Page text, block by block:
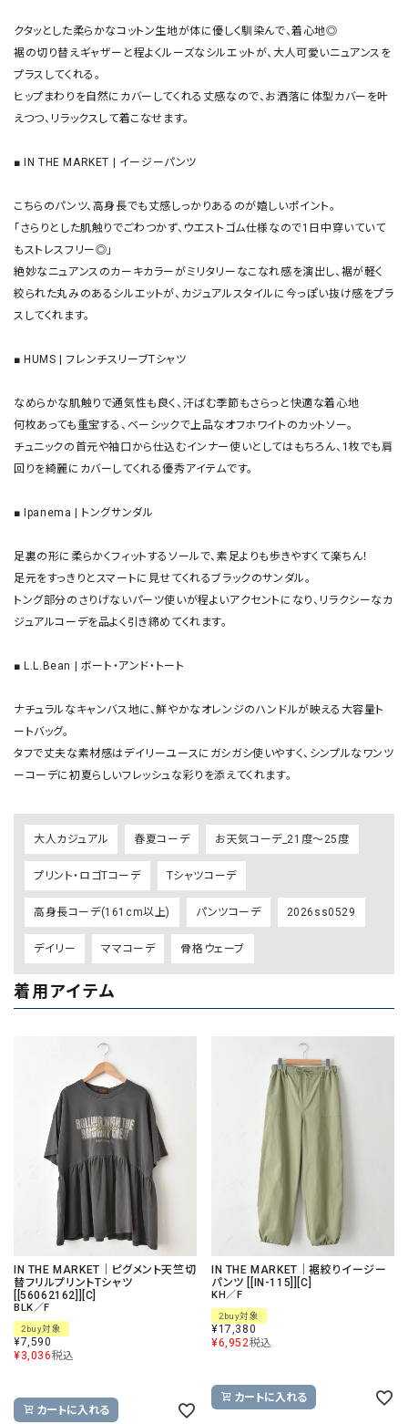
クタッとした柔らかなコットン生地が体に優しく馴染んで、着心地◎
裾の切り替えギャザーと程よくルーズなシルエットが、大人可愛いニュアンスを
プラスしてくれる。
ヒップまわりを自然にカバーしてくれる丈感なので、お洒落に体型カバーを叶
えつつ、リラックスして着こなせます。
■ IN THE MARKET | イージーパンツ
こちらのパンツ、高身長でも丈感しっかりあるのが嬉しいポイント。
「さらりとした肌触りでごわつかず、ウエストゴム仕様なので1日中穿いていて
もストレスフリー◎」
絶妙なニュアンスのカーキカラーがミリタリーなこなれ感を演出し、裾が軽く
絞られた丸みのあるシルエットが、カジュアルスタイルに今っぽい抜け感をプラ
スしてくれます。
■ HUMS | フレンチスリーブTシャツ
なめらかな肌触りで通気性も良く、汗ばむ季節もさらっと快適な着心地
何枚あっても重宝する、ベーシックで上品なオフホワイトのカットソー。
チュニックの首元や袖口から仕込むインナー使いとしてはもちろん、1枚でも肩
回りを綺麗にカバーしてくれる優秀アイテムです。
■ Ipanema | トングサンダル
足裏の形に柔らかくフィットするソールで、素足よりも歩きやすくて楽ちん！
足元をすっきりとスマートに見せてくれるブラックのサンダル。
トング部分のさりげないパーツ使いが程よいアクセントになり、リラクシーなカ
ジュアルコーデを品よく引き締めてくれます。
■ L.L.Bean | ボート・アンド・トート
ナチュラルなキャンバス地に、鮮やかなオレンジのハンドルが映える大容量ト
ートバッグ。
タフで丈夫な素材感はデイリーユースにガシガシ使いやすく、シンプルなワンツ
ーコーデに初夏らしいフレッシュな彩りを添えてくれます。
大人カジュアル 春夏コーデ お天気コーデ_21度～25度
プリント・ロゴTコーデ Tシャツコーデ
高身長コーデ(161cm以上) パンツコーデ 2026ss0529
デイリー ママコーデ 骨格ウェーブ
着用アイテム
IN THE MARKET｜ピグメント天竺切
替フリルプリントTシャツ
[[56062162]][C]
BLK／F
2buy対象
¥7,590
¥3,036税込
カートに入れる
IN THE MARKET｜裾絞りイージー
パンツ [[IN-115]][C]
KH／F
2buy対象
¥17,380
¥6,952税込
カートに入れる